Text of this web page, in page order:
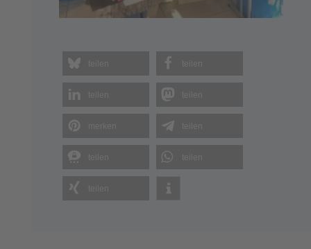
teilen teilen
teilen teilen
teilen
teilen teilen
teilen